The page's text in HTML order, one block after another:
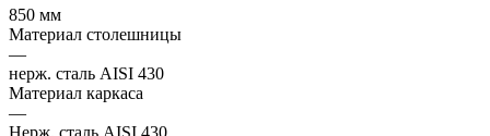
850 мм
Материал столешницы
—
нерж. сталь AISI 430
Материал каркаса
—
Нерж. сталь AISI 430